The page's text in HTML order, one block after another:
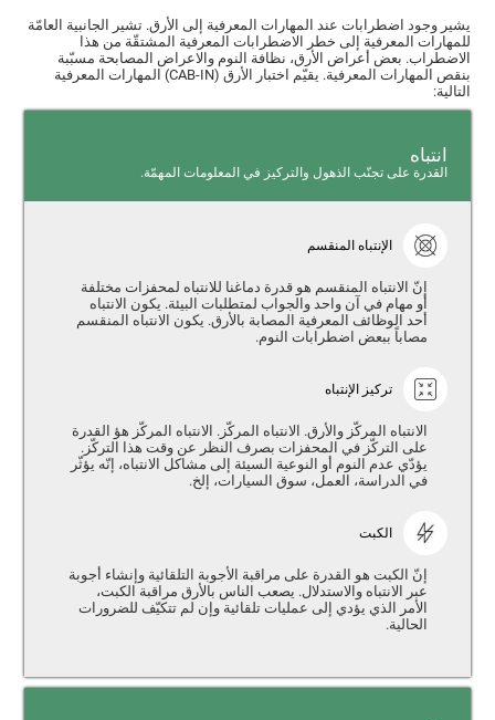
يشير وجود اضطرابات عند المهارات المعرفية إلى الأرق. تشير الجانبية العامّة
للمهارات المعرفية إلى خطر الاضطرابات المعرفية المشتقّة من هذا
الاضطراب. بعض أعراض الأرق، نظافة النوم والاعراض المصابحة مسبّبة
بنقص المهارات المعرفية. يقيّم اختبار الأرق (CAB-IN) المهارات المعرفية
التالية:
انتباه
القدرة على تجنّب الذهول والتركيز في المعلومات المهمّة.
الإنتباه المنقسم
إنّ الانتباه المنقسم هو قدرة دماغنا للانتباه لمحفزات مختلفة
أو مهام في آن واحد والجواب لمتطلبات البيئة. يكون الانتباه
أحد الوظائف المعرفية المصابة بالأرق. يكون الانتباه المنقسم
مصاباً ببعض اضطرابات النوم.
تركيز الإنتباه
الانتباه المركّز والأرق. الانتباه المركّز. الانتباه المركّز هؤ القدرة
على التركّز في المحفزات بصرف النظر عن وقت هذا التركّز.
يؤدّي عدم النوم أو النوعية السيئة إلى مشاكل الانتباه، إنّه يؤثّر
في الدراسة، العمل، سوق السيارات، إلخ.
الكبت
إنّ الكبت هو القدرة على مراقبة الأجوبة التلقائية وإنشاء أجوبة
عبر الانتباه والاستدلال. يصعب الناس بالأرق مراقبة الكبت،
الأمر الذي يؤدي إلى عمليات تلقائية وإن لم تتكيّف للضرورات
الحالية.